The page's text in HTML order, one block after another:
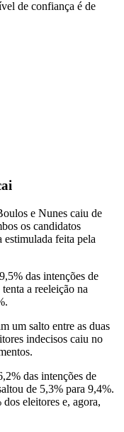
de confiança é de
e Nunes caiu de
os candidatos
estimulada feita pela
das intenções de
a reeleição na
um salto entre as duas
indecisos caiu no
das intenções de
de 5,3% para 9,4%.
eleitores e, agora,